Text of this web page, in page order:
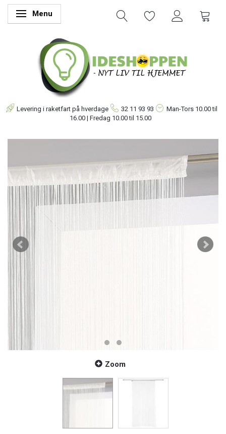
Skifte navigation
Menu
Levering i raketfart på hverdage 32 11 93 93 Man-Tors 10.00 til
16.00 | Fredag 10.00 til 15.00
Zoom